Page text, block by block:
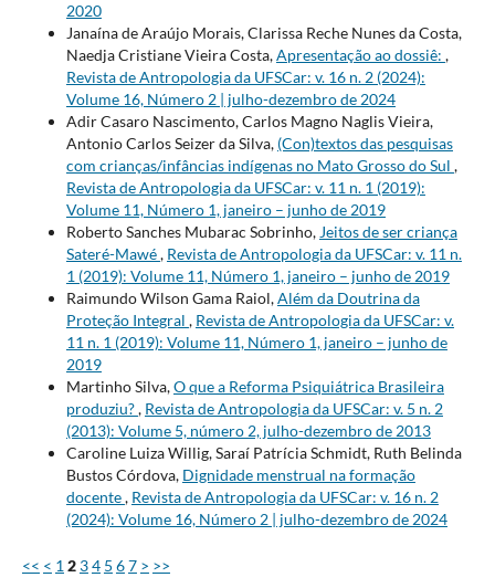
2020
Janaína de Araújo Morais, Clarissa Reche Nunes da Costa,
Naedja Cristiane Vieira Costa,Apresentação ao dossiê: ,
Revista de Antropologia da UFSCar: v. 16 n. 2 (2024):
Volume 16, Número 2 | julho-dezembro de 2024
Adir Casaro Nascimento, Carlos Magno Naglis Vieira,
Antonio Carlos Seizer da Silva, (Con)textos das pesquisas
com crianças/infâncias indígenas no Mato Grosso do Sul ,
Revista de Antropologia da UFSCar: v. 11 n. 1 (2019):
Volume 11, Número 1, janeiro – junho de 2019
Roberto Sanches Mubarac Sobrinho, Jeitos de ser criança
Sateré-Mawé, Revista de Antropologia da UFSCar: v. 11 n.
1 (2019): Volume 11, Número 1, janeiro – junho de 2019
Raimundo Wilson Gama Raiol,Além da Doutrina da
Proteção Integral , Revista de Antropologia da UFSCar: v.
11 n. 1 (2019): Volume 11, Número 1, janeiro – junho de
2019
Martinho Silva,O que a Reforma Psiquiátrica Brasileira
produziu?, Revista de Antropologia da UFSCar: v. 5 n. 2
(2013): Volume 5, número 2, julho-dezembro de 2013
Caroline Luiza Willig, Saraí Patrícia Schmidt, Ruth Belinda
Bustos Córdova, Dignidade menstrual na formação
docente, Revista de Antropologia da UFSCar: v. 16 n. 2
(2024): Volume 16, Número 2 | julho-dezembro de 2024
<< < 1 2 34 5 67 > >>